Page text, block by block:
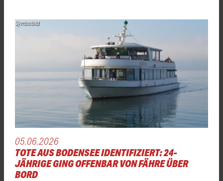
Symbolbild
05.06.2026
TOTE AUS BODENSEE IDENTIFIZIERT: 24-
JÄHRIGE GING OFFENBAR VON FÄHRE ÜBER
BORD